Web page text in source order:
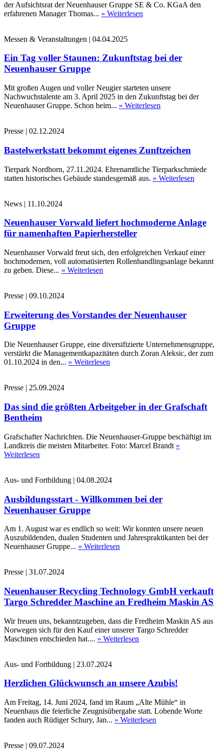
der Aufsichtsrat der Neuenhauser Gruppe SE & Co. KGaA den
erfahrenen Manager Thomas... » Weiterlesen
Messen & Veranstaltungen | 04.04.2025
Ein Tag voller Staunen: Zukunftstag bei der
Neuenhauser Gruppe
Mit großen Augen und voller Neugier starteten unsere
Nachwuchstalente am 3. April 2025 in den Zukunftstag bei der
Neuenhauser Gruppe. Schon beim... » Weiterlesen
Presse | 02.12.2024
Bastelwerkstatt bekommt eigenes Zunftzeichen
Tierpark Nordhorn, 27.11.2024. Ehrenamtliche Tierparkschmiede
statten historisches Gebäude standesgemäß aus. » Weiterlesen
News | 11.10.2024
Neuenhauser Vorwald liefert hochmoderne Anlage
für namenhaften Papierhersteller
Neuenhauser Vorwald freut sich, den erfolgreichen Verkauf einer
hochmodernen, voll automatisierten Rollenhandlingsanlage bekannt
zu geben. Diese... » Weiterlesen
Presse | 09.10.2024
Erweiterung des Vorstandes der Neuenhauser
Gruppe
Die Neuenhauser Gruppe, eine diversifizierte Unternehmensgruppe,
verstärkt die Managementkapazitäten durch Zoran Aleksic, der zum
01.10.2024 in den... » Weiterlesen
Presse | 25.09.2024
Das sind die größten Arbeitgeber in der Grafschaft
Bentheim
Grafschafter Nachrichten. Die Neuenhauser-Gruppe beschäftigt im
Landkreis die meisten Mitarbeiter. Foto: Marcel Brandt »
Weiterlesen
Aus- und Fortbildung | 04.08.2024
Ausbildungsstart - Willkommen bei der
Neuenhauser Gruppe
Am 1. August war es endlich so weit: Wir konnten unsere neuen
Auszubildenden, dualen Studenten und Jahrespraktikanten bei der
Neuenhauser Gruppe... » Weiterlesen
Presse | 31.07.2024
Neuenhauser Recycling Technology GmbH verkauft
Targo Schredder Maschine an Fredheim Maskin AS
Wir freuen uns, bekanntzugeben, dass die Fredheim Maskin AS aus
Norwegen sich für den Kauf einer unserer Targo Schredder
Maschinen entschieden hat.... » Weiterlesen
Aus- und Fortbildung | 23.07.2024
Herzlichen Glückwunsch an unsere Azubis!
Am Freitag, 14. Juni 2024, fand im Raum „Alte Mühle“ in
Neuenhaus die feierliche Zeugnisübergabe statt. Lobende Worte
fanden auch Rüdiger Schury, Jan... » Weiterlesen
Presse | 09.07.2024